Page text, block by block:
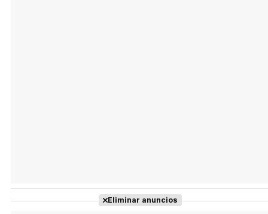
Eliminar anuncios